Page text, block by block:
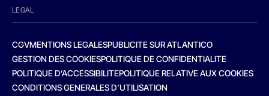
LEGAL
CGVMENTIONS LEGALESPUBLICITE SUR ATLANTICO
GESTION DES COOKIESPOLITIQUE DE CONFIDENTIALITE
POLITIQUE D’ACCESSIBILITEPOLITIQUE RELATIVE AUX COOKIES
CONDITIONS GENERALES D’UTILISATION